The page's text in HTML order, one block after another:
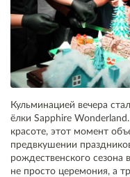
Кульминацией вечера
ёлки Sapphire
красоте, этот момент
предвкушении
рождественского сезона
не просто церемония, а